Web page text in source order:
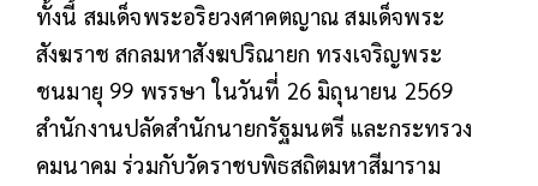
ทั้งนี้ สมเด็จพระอริยวงศาคตญาณ สมเด็จพระ
สังฆราช สกลมหาสังฆปริณายก ทรงเจริญพระ
ชนมายุ 99 พรรษา ในวันที่ 26 มิถุนายน 2569
สำนักงานปลัดสำนักนายกรัฐมนตรี และกระทรวง
คมนาคม ร่วมกับวัดราชบพิธสถิตมหาสีมาราม